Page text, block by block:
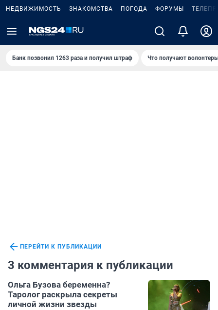
НЕДВИЖИМОСТЬ ЗНАКОМСТВА ПОГОДА ФОРУМЫ
Банк позвонил 1263 раза и получил штраф Что получают
ПЕРЕЙТИ К ПУБЛИКАЦИИ
3 комментария к публикации
Ольга Бузова беременна?
Таролог раскрыла секреты
личной жизни звезды